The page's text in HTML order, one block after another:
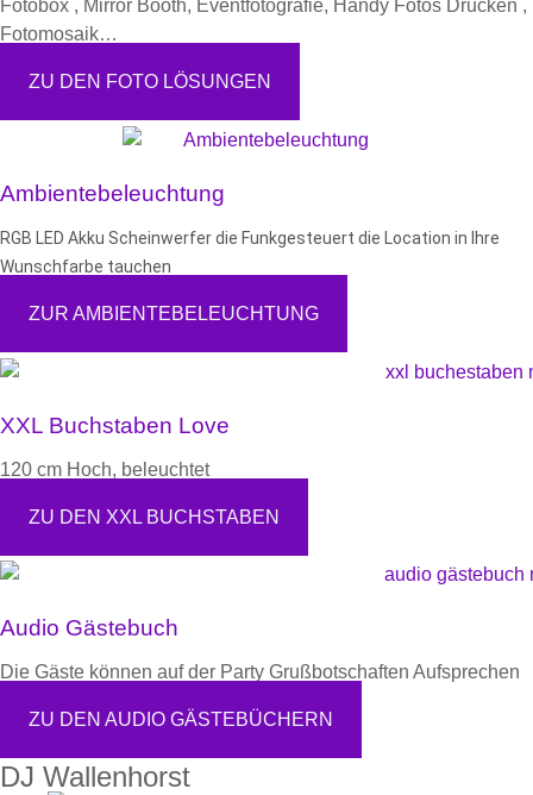
Fotobox , Mirror Booth, Eventfotografie, Handy Fotos Drucken ,
Fotomosaik…
ZU DEN FOTO LÖSUNGEN
Ambientebeleuchtung
RGB LED Akku Scheinwerfer die Funkgesteuert die Location in Ihre
Wunschfarbe tauchen
ZUR AMBIENTEBELEUCHTUNG
XXL Buchstaben Love
120 cm Hoch, beleuchtet
ZU DEN XXL BUCHSTABEN
Audio Gästebuch
Die Gäste können auf der Party Grußbotschaften Aufsprechen
ZU DEN AUDIO GÄSTEBÜCHERN
DJ Wallenhorst